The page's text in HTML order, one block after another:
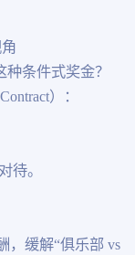
条件式奖金？
）：
待。
，缓解“俱乐部 vs